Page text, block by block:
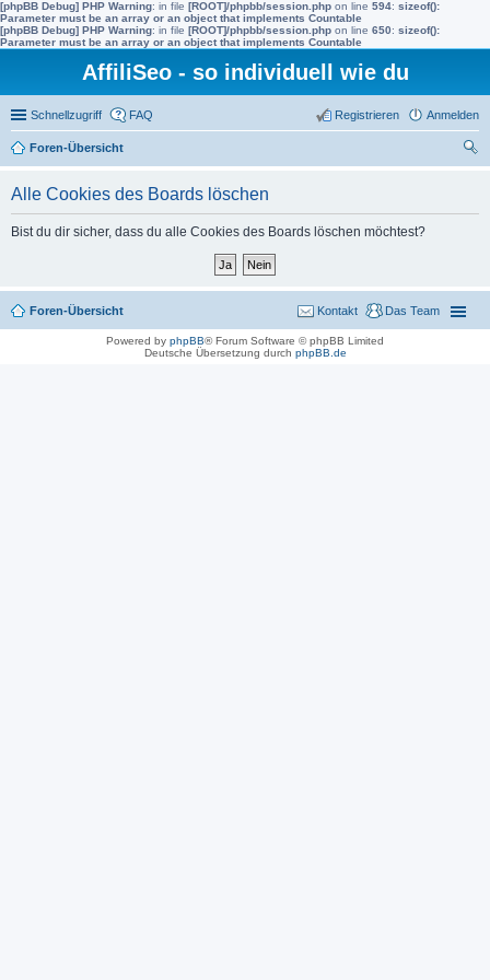
[phpBB Debug] PHP Warning: in file [ROOT]/phpbb/session.php on line 594: sizeof():
Parameter must be an array or an object that implements Countable
[phpBB Debug] PHP Warning: in file [ROOT]/phpbb/session.php on line 650: sizeof():
Parameter must be an array or an object that implements Countable
AffiliSeo - so individuell wie du
Schnellzugriff FAQ Anmelden
Registrieren
Foren-Übersicht
Alle Cookies des Boards löschen
Bist du dir sicher, dass du alle Cookies des Boards löschen möchtest?
Foren-Übersicht Das Team
Kontakt
Powered by phpBB® Forum Software © phpBB Limited
Deutsche Übersetzung durch phpBB.de